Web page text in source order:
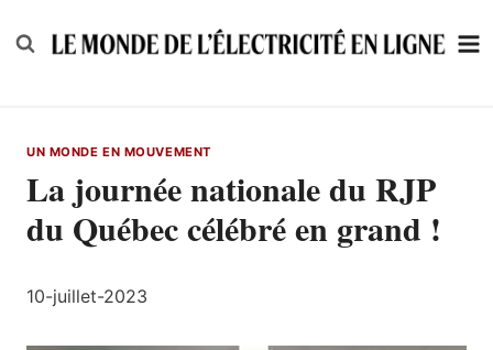
to
UN MONDE EN MOUVEMENT
La journée nationale du RJP
du Québec célébré en grand !
10-juillet-2023